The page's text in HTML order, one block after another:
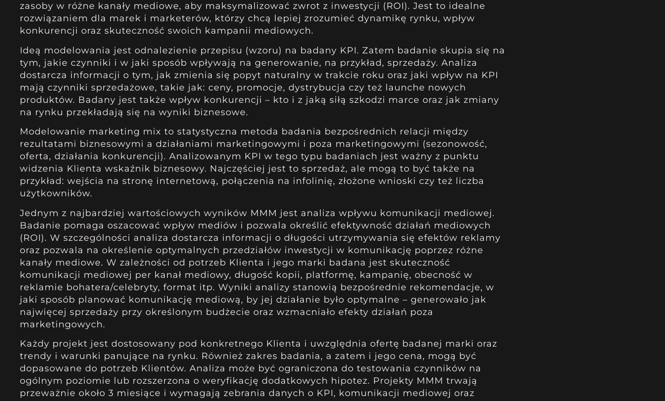
zasoby w różne kanały mediowe, aby maksymalizować zwrot z inwestycji (ROI). Jest to idealne
rozwiązaniem dla marek i marketerów, którzy chcą lepiej zrozumieć dynamikę rynku, wpływ
konkurencji oraz skuteczność swoich kampanii mediowych.
Ideą modelowania jest odnalezienie przepisu (wzoru) na badany KPI. Zatem badanie skupia się na
tym, jakie czynniki i w jaki sposób wpływają na generowanie, na przykład, sprzedaży. Analiza
dostarcza informacji o tym, jak zmienia się popyt naturalny w trakcie roku oraz jaki wpływ na KPI
mają czynniki sprzedażowe, takie jak: ceny, promocje, dystrybucja czy też launche nowych
produktów. Badany jest także wpływ konkurencji – kto i z jaką siłą szkodzi marce oraz jak zmiany
na rynku przekładają się na wyniki biznesowe.
Modelowanie marketing mix to statystyczna metoda badania bezpośrednich relacji między
rezultatami biznesowymi a działaniami marketingowymi i poza marketingowymi (sezonowość,
oferta, działania konkurencji). Analizowanym KPI w tego typu badaniach jest ważny z punktu
widzenia Klienta wskaźnik biznesowy. Najczęściej jest to sprzedaż, ale mogą to być także na
przykład: wejścia na stronę internetową, połączenia na infolinię, złożone wnioski czy też liczba
użytkowników.
Jednym z najbardziej wartościowych wyników MMM jest analiza wpływu komunikacji mediowej.
Badanie pomaga oszacować wpływ mediów i pozwala określić efektywność działań mediowych
(ROI). W szczególności analiza dostarcza informacji o długości utrzymywania się efektów reklamy
oraz pozwala na określenie optymalnych przedziałów inwestycji w komunikację poprzez różne
kanały mediowe. W zależności od potrzeb Klienta i jego marki badana jest skuteczność
komunikacji mediowej per kanał mediowy, długość kopii, platformę, kampanię, obecność w
reklamie bohatera/celebryty, format itp. Wyniki analizy stanowią bezpośrednie rekomendacje, w
jaki sposób planować komunikację mediową, by jej działanie było optymalne – generowało jak
najwięcej sprzedaży przy określonym budżecie oraz wzmacniało efekty działań poza
marketingowych.
Każdy projekt jest dostosowany pod konkretnego Klienta i uwzględnia ofertę badanej marki oraz
trendy i warunki panujące na rynku. Również zakres badania, a zatem i jego cena, mogą być
dopasowane do potrzeb Klientów. Analiza może być ograniczona do testowania czynników na
ogólnym poziomie lub rozszerzona o weryfikację dodatkowych hipotez. Projekty MMM trwają
przeważnie około 3 miesiące i wymagają zebrania danych o KPI, komunikacji mediowej oraz